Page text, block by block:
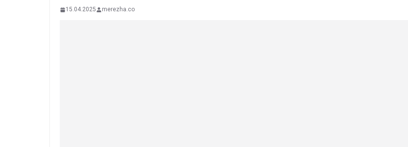
15.04.2025 merezha.co